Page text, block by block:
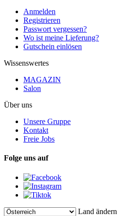
Anmelden
Registrieren
Passwort vergessen?
Wo ist meine Lieferung?
Gutschein einlösen
Wissenswertes
MAGAZIN
Salon
Über uns
Unsere Gruppe
Kontakt
Freie Jobs
Folge uns auf
Land ändern